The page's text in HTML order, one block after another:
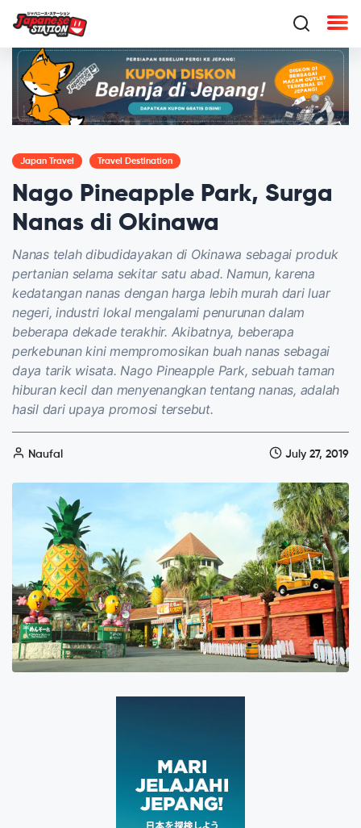
Japan Travel Travel Destination
Nago Pineapple Park, Surga
Nanas di Okinawa
Nanas telah dibudidayakan di Okinawa sebagai produk
pertanian selama sekitar satu abad. Namun, karena
kedatangan nanas dengan harga lebih murah dari luar
negeri, industri lokal mengalami penurunan dalam
beberapa dekade terakhir. Akibatnya, beberapa
perkebunan kini mempromosikan buah nanas sebagai
daya tarik wisata. Nago Pineapple Park, sebuah taman
hiburan kecil dan menyenangkan tentang nanas, adalah
hasil dari upaya promosi tersebut.
Naufal July 27, 2019